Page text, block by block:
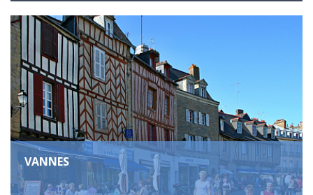
VANNES